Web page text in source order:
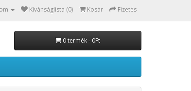
Kívánságlista (0) Kosár Fizetés
0 termék - 0Ft